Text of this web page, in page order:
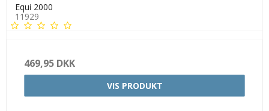
Equi 2000
11929
469,95 DKK
VIS PRODUKT